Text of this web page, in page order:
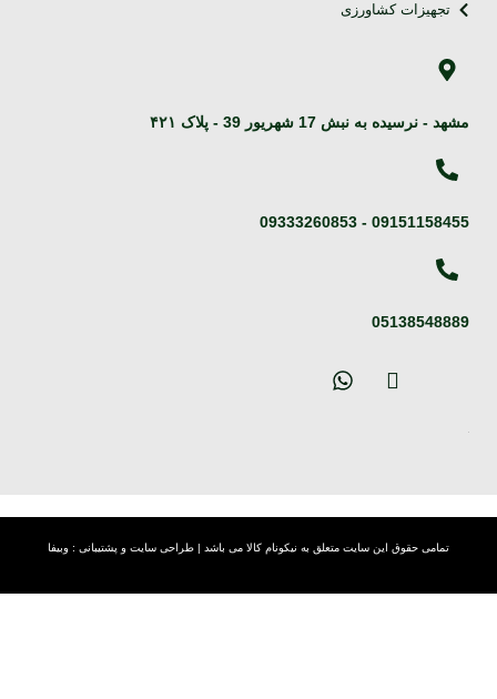
تجهیزات کشاورزی
مشهد - نرسیده به نبش 17 شهریور 39 - پلاک ۴۲۱
09151158455
-
09333260853
05138548889
تمامی حقوق این سایت متعلق به نیکونام کالا می باشد | طراحی سایت و پشتیبانی : وبیفا